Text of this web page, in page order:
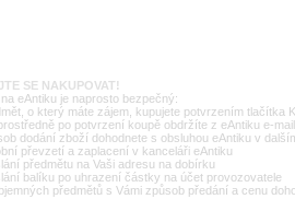
SE NAKUPOVAT!
eAntiku je naprosto bezpečný:
o který máte zájem, kupujete potvrzením tlačítka
po potvrzení koupě obdržíte z eAntiku e-
dodání zboží dohodnete s obsluhou eAntiku v
převzetí a zaplacení v kanceláři eAntiku
předmětu na Vaši adresu na dobírku
balíku po uhrazení částky na účet provozovatele
předmětů s Vámi způsob předání a cenu